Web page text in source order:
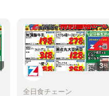
3枚
全日食チェーン